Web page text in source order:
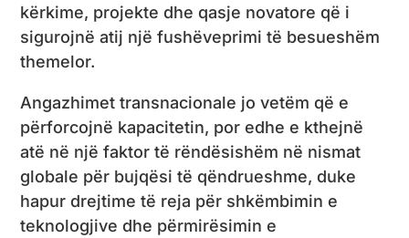
kërkime, projekte dhe qasje novatore që i
sigurojnë atij një fushëveprimi të besueshëm
themelor.
Angazhimet transnacionale jo vetëm që e
përforcojnë kapacitetin, por edhe e kthejnë
atë në një faktor të rëndësishëm në nismat
globale për bujqësi të qëndrueshme, duke
hapur drejtime të reja për shkëmbimin e
teknologjive dhe përmirësimin e